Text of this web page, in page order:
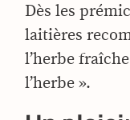
Dès les
laitières
l’herbe
l’herbe ».